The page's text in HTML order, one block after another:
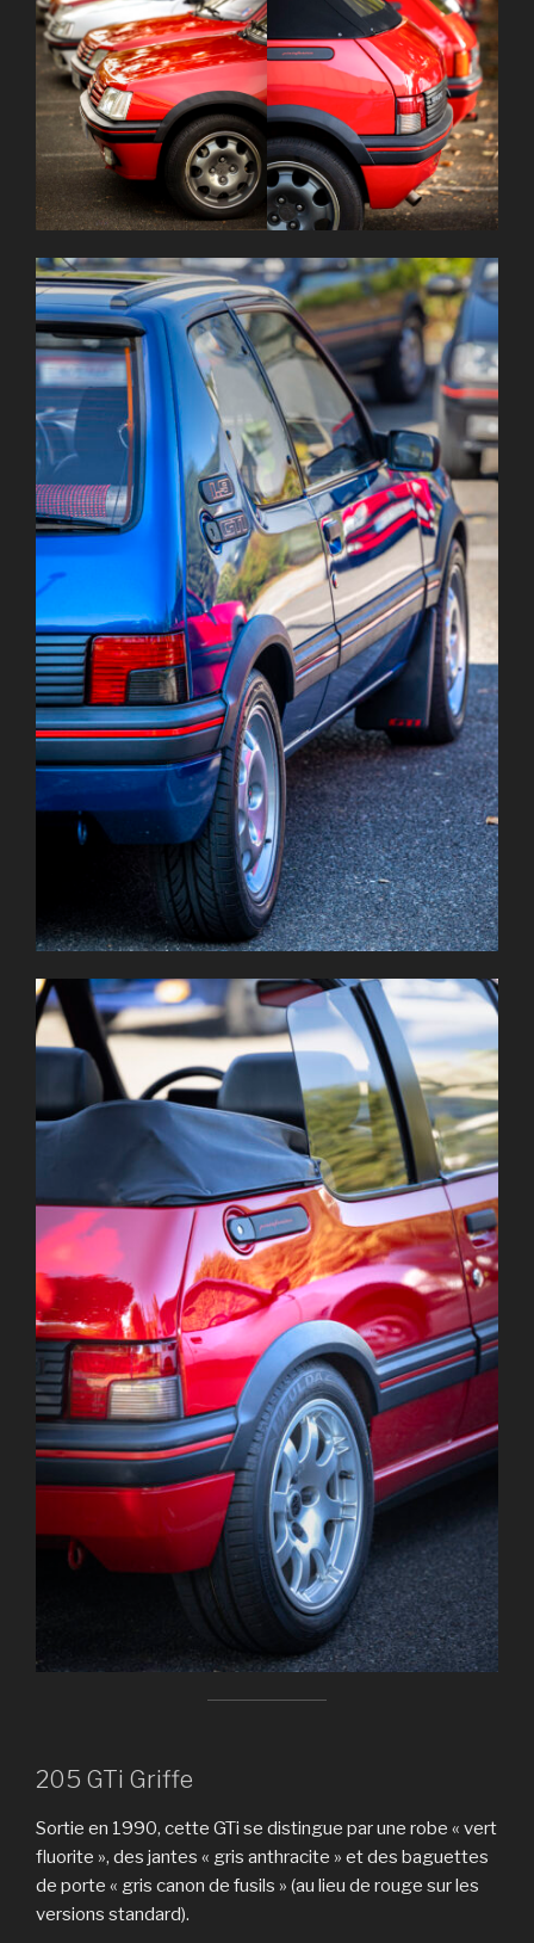
205 GTi Griffe
Sortie en 1990, cette GTi se distingue par une robe « vert
fluorite », des jantes « gris anthracite » et des baguettes
de porte « gris canon de fusils » (au lieu de rouge sur les
versions standard).